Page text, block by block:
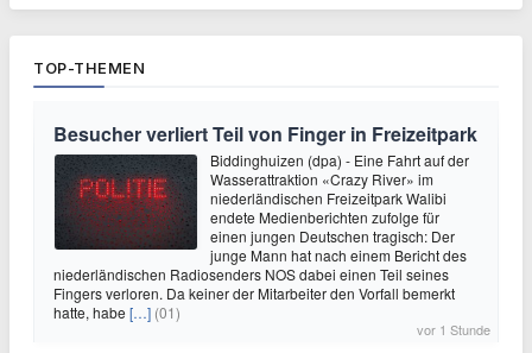
TOP-THEMEN
Besucher verliert Teil von Finger in Freizeitpark
Biddinghuizen (dpa) - Eine Fahrt auf der
Wasserattraktion «Crazy River» im
niederländischen Freizeitpark Walibi
endete Medienberichten zufolge für
einen jungen Deutschen tragisch: Der
junge Mann hat nach einem Bericht des
niederländischen Radiosenders NOS dabei einen Teil seines
Fingers verloren. Da keiner der Mitarbeiter den Vorfall bemerkt
hatte, habe […] (01)
vor 1 Stunde